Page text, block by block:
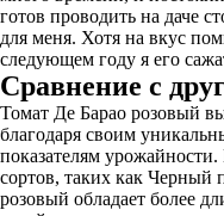
готов проводить на даче
для меня. Хотя на вкус
следующем году я его
Сравнение с
Томат Де Барао розовый
благодаря своим
показателям
сортов, таких как Черный
розовый обладает более